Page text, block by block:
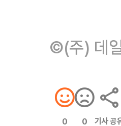
©(주) 데
0 0 기사 공